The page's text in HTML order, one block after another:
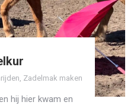
, Zadelmak maken
hij hier kwam en